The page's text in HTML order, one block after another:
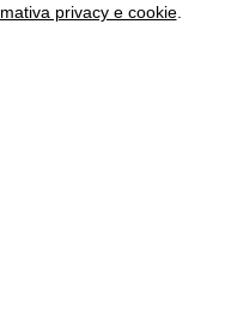
privacy e cookie.